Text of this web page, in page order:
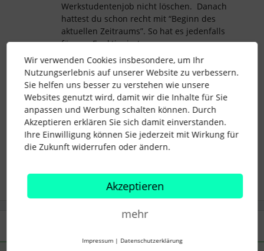
Werkstudentenjob nicht löschen. Danach
hattest du schon recht mit “Beginn des
aktuellen Zeitraums”. So hat es jedenfalls
für uns Funktioniert.
Viel Glück und viele Grüße :)
Werkstudent urlaubskontingent Kontingentregel
Wir verwenden Cookies insbesondere, um Ihr
Nutzungserlebnis auf unserer Website zu verbessern.
Sie helfen uns besser zu verstehen wie unsere
Websites genutzt wird, damit wir die Inhalte für Sie
anpassen und Werbung schalten können. Durch
Akzeptieren erklären Sie sich damit einverstanden.
Ihre Einwilligung können Sie jederzeit mit Wirkung für
die Zukunft widerrufen oder ändern.
Akzeptieren
mehr
Impressum | Datenschutzerklärung